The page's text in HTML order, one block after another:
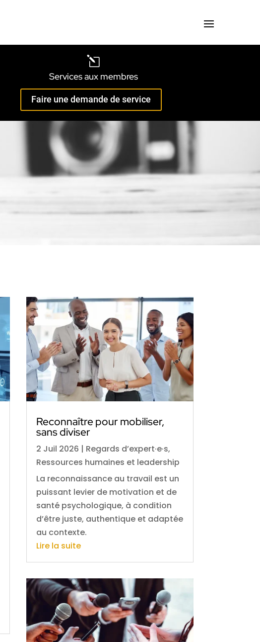
l
Services aux membres
Faire une demande de service
Reconnaître pour mobiliser,
sans diviser
2 Juil 2026 | Regards d’expert·e·s,
Ressources humaines et leadership
La reconnaissance au travail est un
puissant levier de motivation et de
santé psychologique, à condition
d’être juste, authentique et adaptée
au contexte.
Lire la suite